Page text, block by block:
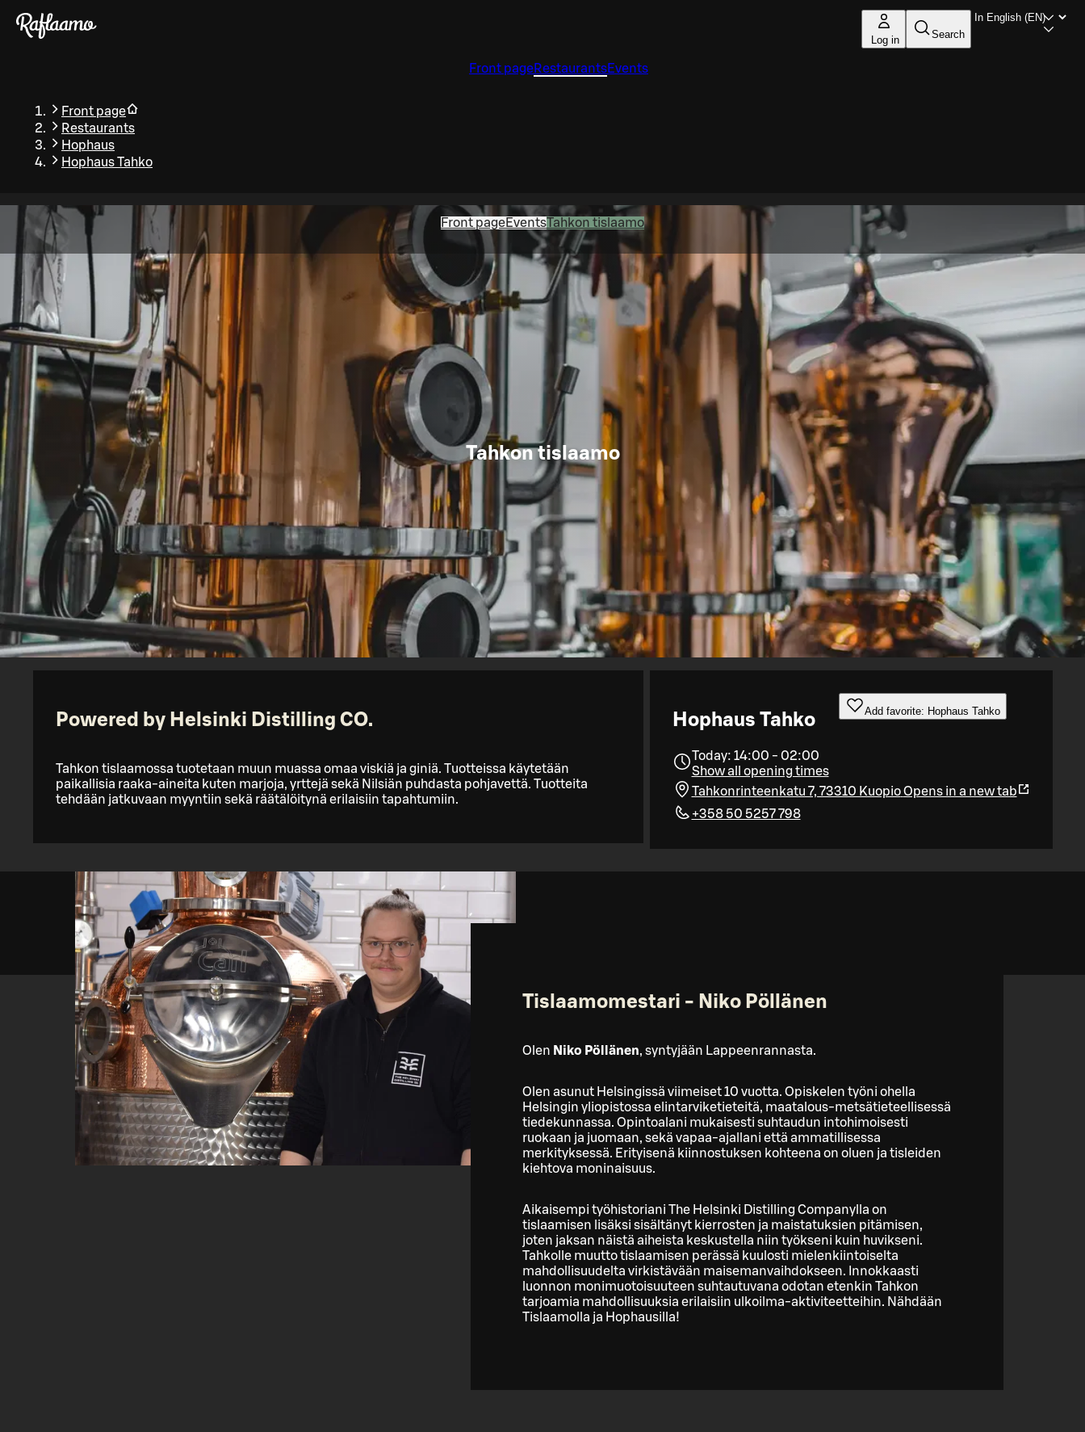
Skip to main content
Log in Search
Front pageRestaurantsEvents
Front page
Restaurants
Hophaus
Hophaus Tahko
Front pageEventsTahkon tislaamo
Tahkon tislaamo
Hophaus Tahko Add favorite: Hophaus Tahko
Today: 14:00 - 02:00
Show all opening times
Tahkonrinteenkatu 7, 73310 Kuopio Opens in a new tab
+358 50 5257 798
Powered by Helsinki Distilling CO.
Tahkon tislaamossa tuotetaan muun muassa omaa viskiä ja giniä. Tuotteissa käytetään
paikallisia raaka-aineita kuten marjoja, yrttejä sekä Nilsiän puhdasta pohjavettä. Tuotteita
tehdään jatkuvaan myyntiin sekä räätälöitynä erilaisiin tapahtumiin.
Tislaamomestari - Niko Pöllänen
Olen Niko Pöllänen, syntyjään Lappeenrannasta.
Olen asunut Helsingissä viimeiset 10 vuotta. Opiskelen työni ohella
Helsingin yliopistossa elintarviketieteitä, maatalous-metsätieteellisessä
tiedekunnassa. Opintoalani mukaisesti suhtaudun intohimoisesti
ruokaan ja juomaan, sekä vapaa-ajallani että ammatillisessa
merkityksessä. Erityisenä kiinnostuksen kohteena on oluen ja tisleiden
kiehtova moninaisuus.
Aikaisempi työhistoriani The Helsinki Distilling Companylla on
tislaamisen lisäksi sisältänyt kierrosten ja maistatuksien pitämisen,
joten jaksan näistä aiheista keskustella niin työkseni kuin huvikseni.
Tahkolle muutto tislaamisen perässä kuulosti mielenkiintoiselta
mahdollisuudelta virkistävään maisemanvaihdokseen. Innokkaasti
luonnon monimuotoisuuteen suhtautuvana odotan etenkin Tahkon
tarjoamia mahdollisuuksia erilaisiin ulkoilma-aktiviteetteihin. Nähdään
Tislaamolla ja Hophausilla!